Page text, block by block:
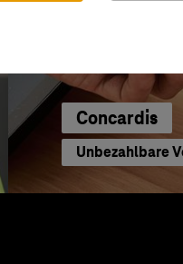
Concardis
Unbezahlbare